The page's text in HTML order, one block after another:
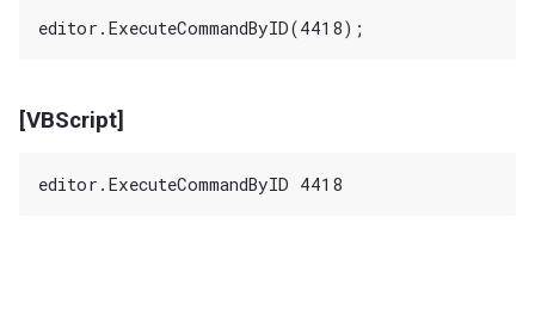
[VBScript]